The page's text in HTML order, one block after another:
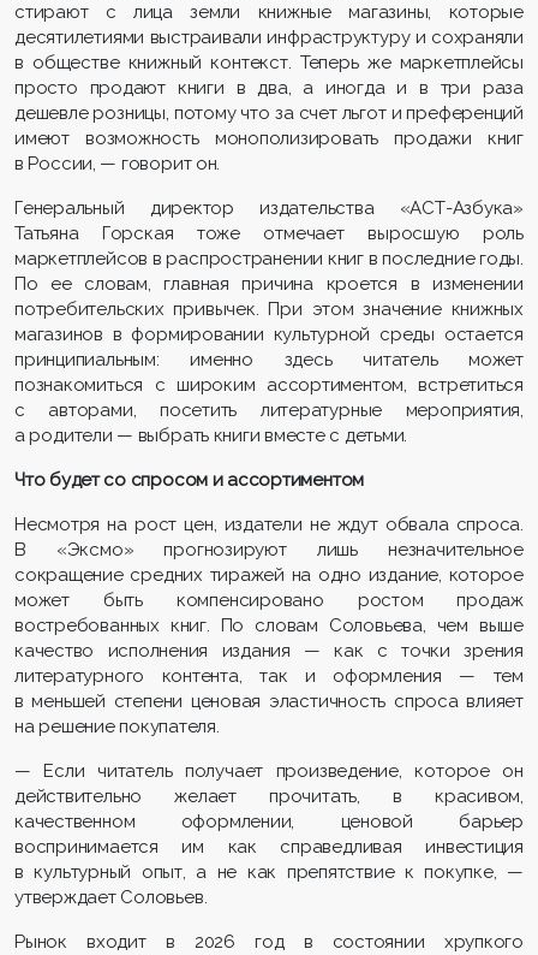
стирают с лица земли книжные магазины, которые
десятилетиями выстраивали инфраструктуру и сохраняли
в обществе книжный контекст. Теперь же маркетплейсы
просто продают книги в два, а иногда и в три раза
дешевле розницы, потому что за счет льгот и преференций
имеют возможность монополизировать продажи книг
в России, — говорит он.
Генеральный директор издательства «АСТ-Азбука»
Татьяна Горская тоже отмечает выросшую роль
маркетплейсов в распространении книг в последние годы.
По ее словам, главная причина кроется в изменении
потребительских привычек. При этом значение книжных
магазинов в формировании культурной среды остается
принципиальным: именно здесь читатель может
познакомиться с широким ассортиментом, встретиться
с авторами, посетить литературные мероприятия,
а родители — выбрать книги вместе с детьми.
Что будет со спросом и ассортиментом
Несмотря на рост цен, издатели не ждут обвала спроса.
В «Эксмо» прогнозируют лишь незначительное
сокращение средних тиражей на одно издание, которое
может быть компенсировано ростом продаж
востребованных книг. По словам Соловьева, чем выше
качество исполнения издания — как с точки зрения
литературного контента, так и оформления — тем
в меньшей степени ценовая эластичность спроса влияет
на решение покупателя.
— Если читатель получает произведение, которое он
действительно желает прочитать, в красивом,
качественном оформлении, ценовой барьер
воспринимается им как справедливая инвестиция
в культурный опыт, а не как препятствие к покупке, —
утверждает Соловьев.
Рынок входит в 2026 год в состоянии хрупкого